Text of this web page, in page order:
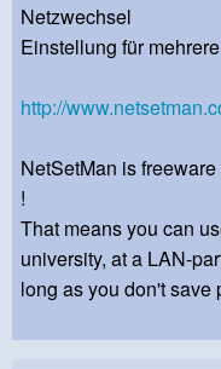
Netzwechsel
Einstellung für
http://
NetSetMan is
!
That means you can
university, at a LAN-
long as you don't save